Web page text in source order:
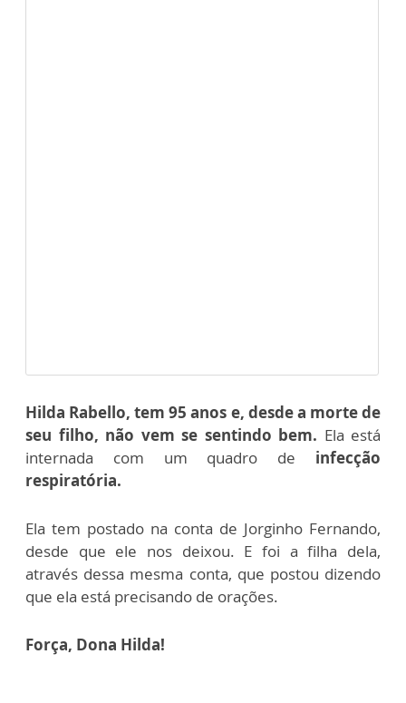
Hilda Rabello, tem 95 anos e, desde a morte de
seu filho, não vem se sentindo bem. Ela está
internada com um quadro de infecção
respiratória.
Ela tem postado na conta de Jorginho Fernando,
desde que ele nos deixou. E foi a filha dela,
através dessa mesma conta, que postou dizendo
que ela está precisando de orações.
Força, Dona Hilda!